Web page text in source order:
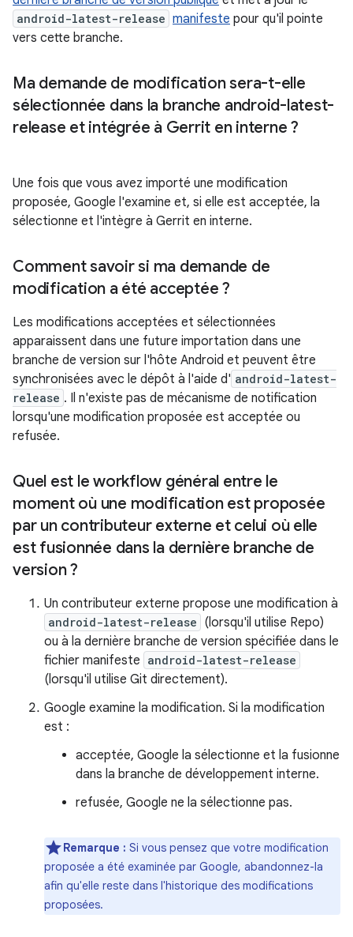
android-latest-release manifeste pour qu'il pointe
vers cette branche.
Ma demande de modification sera-t-elle
sélectionnée dans la branche android-latest-
release et intégrée à Gerrit en interne ?
Une fois que vous avez importé une modification
proposée, Google l'examine et, si elle est acceptée, la
sélectionne et l'intègre à Gerrit en interne.
Comment savoir si ma demande de
modification a été acceptée ?
Les modifications acceptées et sélectionnées
apparaissent dans une future importation dans une
branche de version sur l'hôte Android et peuvent être
synchronisées avec le dépôt à l'aide d' android-latest-
release . Il n'existe pas de mécanisme de notification
lorsqu'une modification proposée est acceptée ou
refusée.
Quel est le workflow général entre le
moment où une modification est proposée
par un contributeur externe et celui où elle
est fusionnée dans la dernière branche de
version ?
Un contributeur externe propose une modification à
android-latest-release (lorsqu'il utilise Repo)
ou à la dernière branche de version spécifiée dans le
fichier manifeste android-latest-release
(lorsqu'il utilise Git directement).
Google examine la modification. Si la modification
est :
acceptée, Google la sélectionne et la fusionne
dans la branche de développement interne.
refusée, Google ne la sélectionne pas.
Remarque : Si vous pensez que votre modification
proposée a été examinée par Google, abandonnez-la
afin qu'elle reste dans l'historique des modifications
proposées.